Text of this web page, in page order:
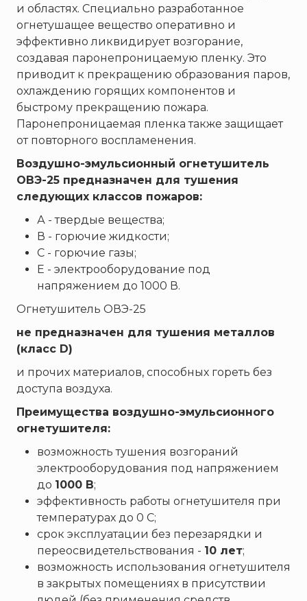
Феникс
Элемент
Эридан
ЮНИТЕСТ
Ярпожинвест
и областях. Специально разработанное
огнетушащее вещество оперативно и
эффективно ликвидирует возгорание,
создавая паронепроницаемую пленку. Это
приводит к прекращению образования паров,
охлаждению горящих компонентов и
быстрому прекращению пожара.
Паронепроницаемая пленка также защищает
от повторного воспламенения.
Воздушно-эмульсионный огнетушитель
ОВЭ-25 предназначен для тушения
следующих классов пожаров:
А - твердые вещества;
В - горючие жидкости;
С - горючие газы;
Е - электрооборудование под
напряжением до 1000 В.
Огнетушитель ОВЭ-25
не предназначен для тушения металлов
(класс D)
и прочих материалов, способных гореть без
доступа воздуха.
Преимущества воздушно-эмульсионного
огнетушителя:
возможность тушения возгораний
электрооборудования под напряжением
до 1000 В;
эффективность работы огнетушителя при
температурах до 0 C;
срок эксплуатации без перезарядки и
переосвидетельствования - 10 лет;
возможность использования огнетушителя
в закрытых помещениях в присутствии